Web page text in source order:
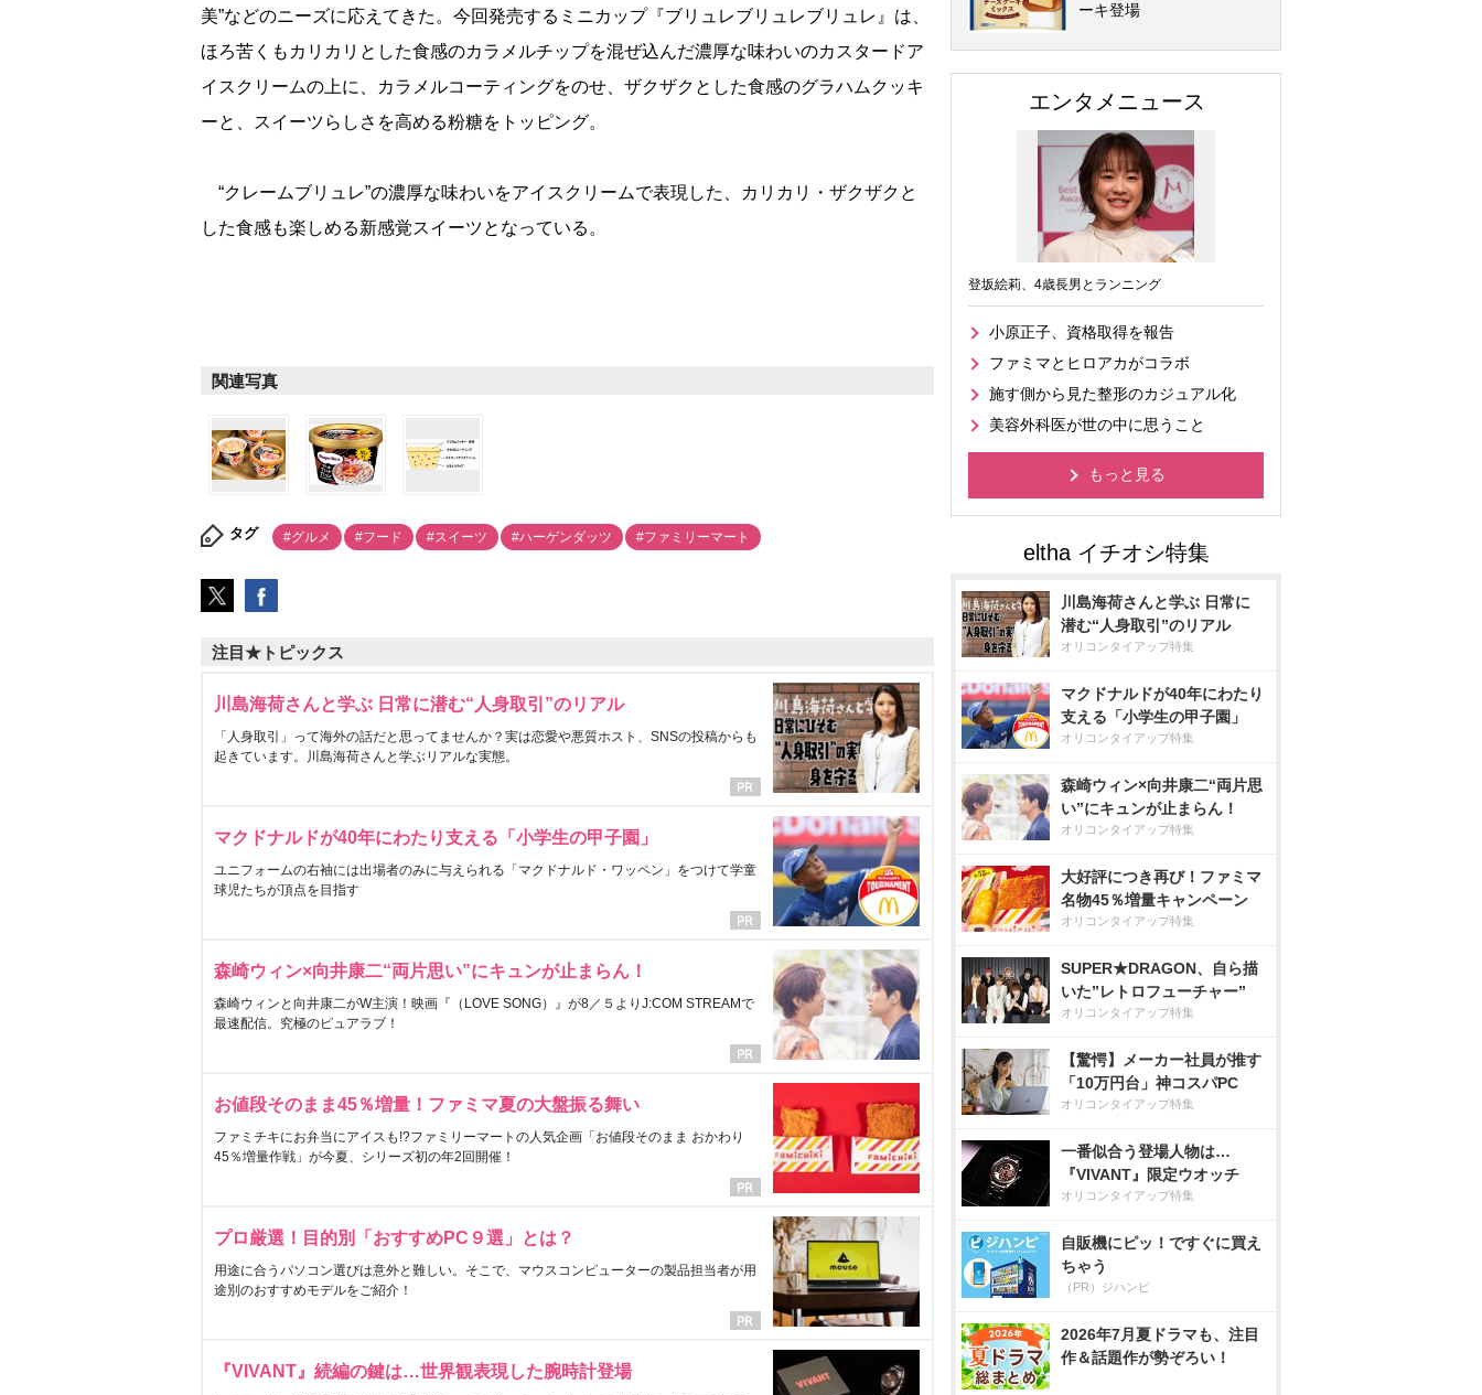
美”などのニーズに応えてきた。今回発売するミニカップ『ブリュレブリュレブリュレ』は、
ほろ苦くもカリカリとした食感のカラメルチップを混ぜ込んだ濃厚な味わいのカスタードア
イスクリームの上に、カラメルコーティングをのせ、ザクザクとした食感のグラハムクッキ
ーと、スイーツらしさを高める粉糖をトッピング。
“クレームブリュレ”の濃厚な味わいをアイスクリームで表現した、カリカリ・ザクザクと
した食感も楽しめる新感覚スイーツとなっている。
関連写真
タグ #グルメ #フード #スイーツ #ハーゲンダッツ #ファミリーマート
注目★トピックス
川島海荷さんと学ぶ 日常に潜む“人身取引”のリアル
「人身取引」って海外の話だと思ってませんか？実は恋愛や悪質ホスト、SNSの投稿からも
起きています。川島海荷さんと学ぶリアルな実態。
マクドナルドが40年にわたり支える「小学生の甲子園」
ユニフォームの右袖には出場者のみに与えられる「マクドナルド・ワッペン」をつけて学童
球児たちが頂点を目指す
森崎ウィン×向井康二“両片思い”にキュンが止まらん！
森崎ウィンと向井康二がW主演！映画『（LOVE SONG）』が8／５よりJ:COM STREAMで
最速配信。究極のピュアラブ！
お値段そのまま45％増量！ファミマ夏の大盤振る舞い
ファミチキにお弁当にアイスも!?ファミリーマートの人気企画「お値段そのまま おかわり
45％増量作戦」が今夏、シリーズ初の年2回開催！
プロ厳選！目的別「おすすめPC９選」とは？
用途に合うパソコン選びは意外と難しい。そこで、マウスコンピューターの製品担当者が用
途別のおすすめモデルをご紹介！
『VIVANT』続編の鍵は…世界観表現した腕時計登場
ーキ登場
エンタメニュース
登坂絵莉、4歳長男とランニング
小原正子、資格取得を報告
ファミマとヒロアカがコラボ
施す側から見た整形のカジュアル化
美容外科医が世の中に思うこと
もっと見る
川島海荷さんと学ぶ 日常に
潜む“人身取引”のリアル
オリコンタイアップ特集
マクドナルドが40年にわたり
支える「小学生の甲子園」
オリコンタイアップ特集
森崎ウィン×向井康二“両片思
い”にキュンが止まらん！
オリコンタイアップ特集
大好評につき再び！ファミマ
名物45％増量キャンペーン
オリコンタイアップ特集
SUPER★DRAGON、自ら描
いた”レトロフューチャー”
オリコンタイアップ特集
【驚愕】メーカー社員が推す
「10万円台」神コスパPC
オリコンタイアップ特集
一番似合う登場人物は…
『VIVANT』限定ウオッチ
オリコンタイアップ特集
自販機にピッ！ですぐに買え
ちゃう
（PR）ジハンピ
2026年7月夏ドラマも、注目
作＆話題作が勢ぞろい！